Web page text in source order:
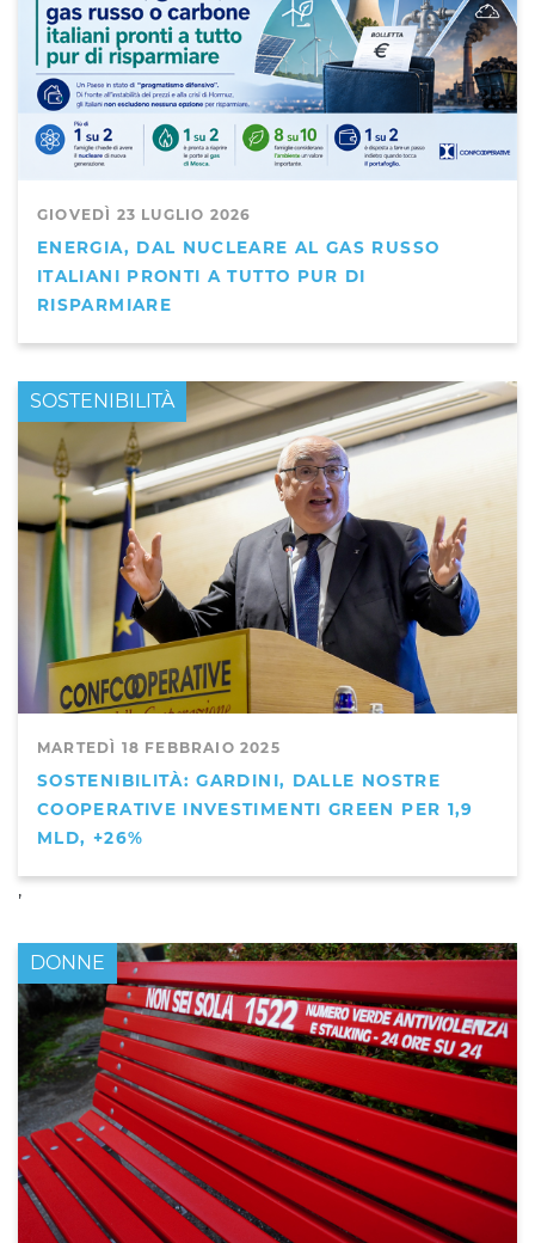
GIOVEDÌ 23 LUGLIO 2026
ENERGIA, DAL NUCLEARE AL GAS RUSSO
ITALIANI PRONTI A TUTTO PUR DI
RISPARMIARE
MARTEDÌ 18 FEBBRAIO 2025
SOSTENIBILITÀ: GARDINI, DALLE NOSTRE
COOPERATIVE INVESTIMENTI GREEN PER 1,9
MLD, +26%
PRIMO PIANO
,
SOSTENIBILITÀ
DONNE